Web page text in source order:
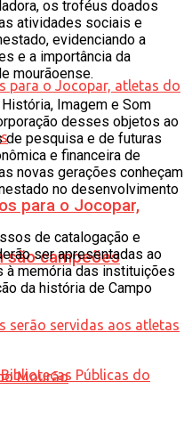
para o Jocopar,
são campeões
os troféus doados
atividades sociais e
evidenciando a
e a importância da
mourãoense.
Imagem e Som
desses objetos ao
pesquisa e de futuras
e financeira de
novas gerações conheçam
no desenvolvimento
de catalogação e
ser apresentadas ao
memória das instituições
da história de Campo